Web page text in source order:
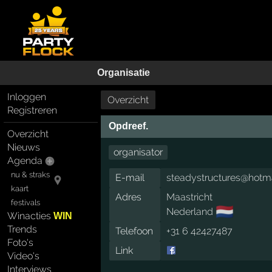
Organisatie
Inloggen
Registreren
Overzicht
Nieuws
Agenda
nu & straks
kaart
festivals
WinactiesWIN
Trends
Foto's
Video's
Interviews
Overzicht
Opdreef.
organisator
E-mail
Adres
Maastricht
Nederland 🇳🇱
Telefoon
+31 6 42427487
Link